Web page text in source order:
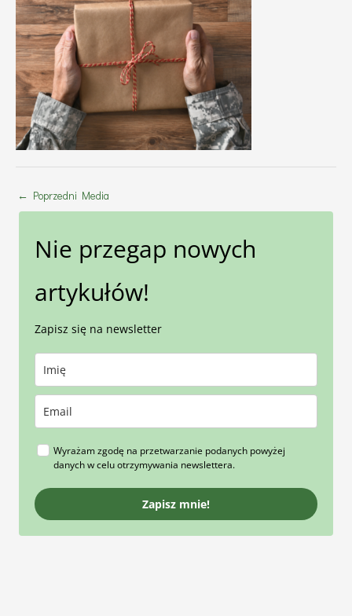
← Poprzedni Media
Nie przegap nowych
artykułów!
Zapisz się na newsletter
Wyrażam zgodę na przetwarzanie podanych powyżej
danych w celu otrzymywania newslettera.
Zapisz mnie!